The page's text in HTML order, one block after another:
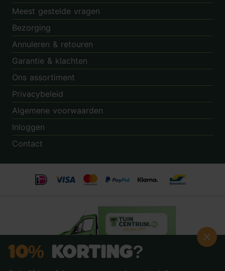
Meest gestelde vragen
Bezorging
Annuleren & retouren
Garantie & klachten
Ons assortiment
Privacybeleid
Algemene voorwaarden
Inloggen
Contact
10% Korting?